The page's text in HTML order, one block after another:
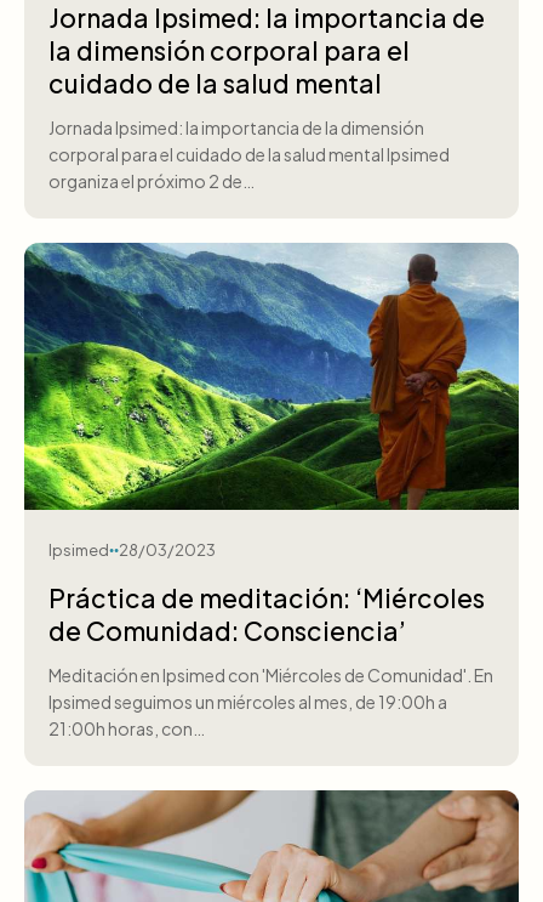
Jornada Ipsimed: la importancia de
la dimensión corporal para el
cuidado de la salud mental
Jornada Ipsimed: la importancia de la dimensión
corporal para el cuidado de la salud mental Ipsimed
organiza el próximo 2 de…
Ipsimed 28/03/2023
Práctica de meditación: ‘Miércoles
de Comunidad: Consciencia’
Meditación en Ipsimed con 'Miércoles de Comunidad'. En
Ipsimed seguimos un miércoles al mes, de 19:00h a
21:00h horas, con…